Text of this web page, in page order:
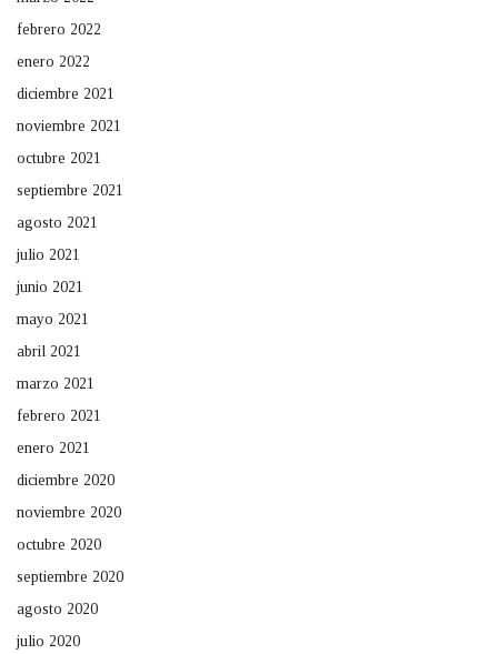
febrero 2022
enero 2022
diciembre 2021
noviembre 2021
octubre 2021
septiembre 2021
agosto 2021
julio 2021
junio 2021
mayo 2021
abril 2021
marzo 2021
febrero 2021
enero 2021
diciembre 2020
noviembre 2020
octubre 2020
septiembre 2020
agosto 2020
julio 2020